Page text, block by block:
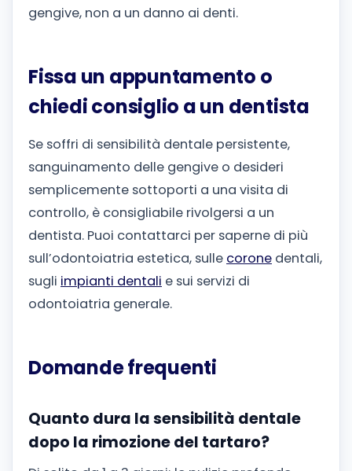
gengive, non a un danno ai denti.
Fissa un appuntamento o
chiedi consiglio a un dentista
Se soffri di sensibilità dentale persistente,
sanguinamento delle gengive o desideri
semplicemente sottoporti a una visita di
controllo, è consigliabile rivolgersi a un
dentista. Puoi contattarci per saperne di più
sull’odontoiatria estetica, sulle corone dentali,
sugli impianti dentali e sui servizi di
odontoiatria generale.
Domande frequenti
Quanto dura la sensibilità dentale
dopo la rimozione del tartaro?